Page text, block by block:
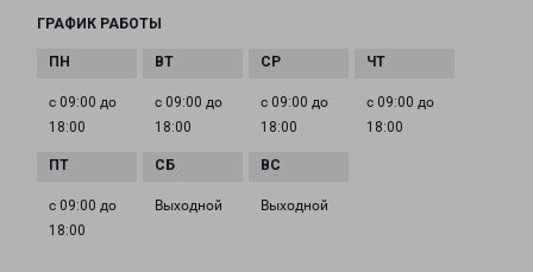
ГРАФИК РАБОТЫ
с 09:00 до
18:00
с 09:00 до
18:00
с 09:00 до
18:00
с 09:00 до
18:00
с 09:00 до
18:00
Выходной Выходной